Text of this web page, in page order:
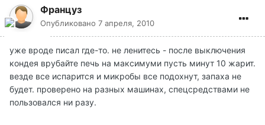
Француз
Опубликовано 7 апреля, 2010
уже вроде писал где-то. не ленитесь - после выключения
кондея врубайте печь на максимуми пусть минут 10 жарит.
везде все испарится и микробы все подохнут, запаха не
будет. проверено на разных машинах, спецсредствами не
пользовался ни разу.